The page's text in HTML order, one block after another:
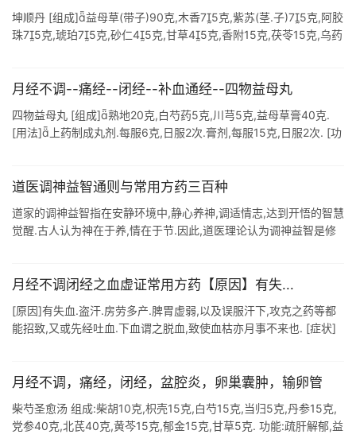
坤顺丹 [组成]益母草(带子)90克,木香75克,紫苏(茎.子)75克,阿胶
珠75克,琥珀75克,砂仁45克,甘草45克,香附15克,茯苓15克,乌药
月经不调--痛经--闭经--补血通经--四物益母丸
四物益母丸 [组成]熟地20克,白芍药5克,川芎5克,益母草膏40克.
[用法]上药制成丸剂.每服6克,日服2次.膏剂,每服15克,日服2次. [功
道医调神益智通则与常用方药三百种
道家的调神益智指在安静环境中,静心养神,调适情志,达到开悟的智慧
觉醒.古人认为神在于养,情在于节.因此,道医理论认为调神益智是修
月经不调闭经之血虚证常用方药【原因】有失...
[原因]有失血.盗汗.房劳多产.脾胃虚弱,以及误服汗下,攻克之药等都
能招致,又或先经吐血.下血谓之脱血,致使血枯亦月事不来也. [症状]
月经不调，痛经，闭经，盆腔炎，卵巢囊肿，输卵管
柴芍圣愈汤 组成:柴胡10克,枳壳15克,白芍15克,当归5克,丹参15克,
党参40克,北芪40克,黄芩15克,郁金15克,甘草5克. 功能:疏肝解郁,益